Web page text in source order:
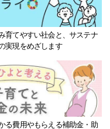
育てやすい社会と、サステナ
実現をめざします
る費用やもらえる補助金・助